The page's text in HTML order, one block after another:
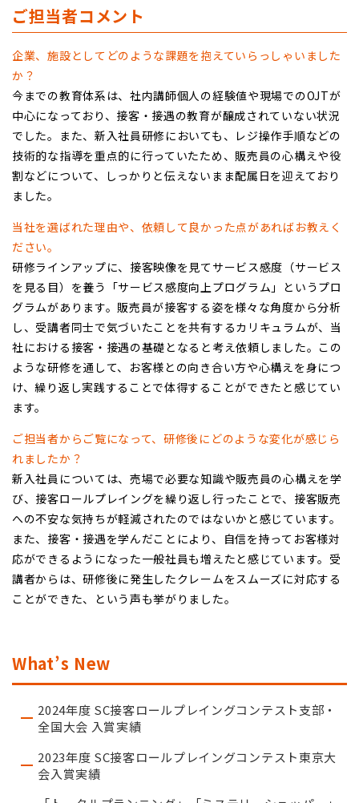
ご担当者コメント
企業、施設としてどのような課題を抱えていらっしゃいました
か？
今までの教育体系は、社内講師個人の経験値や現場でのOJTが
中心になっており、接客・接遇の教育が醸成されていない状況
でした。また、新入社員研修においても、レジ操作手順などの
技術的な指導を重点的に行っていたため、販売員の心構えや役
割などについて、しっかりと伝えないまま配属日を迎えており
ました。
当社を選ばれた理由や、依頼して良かった点があればお教えく
ださい。
研修ラインアップに、接客映像を見てサービス感度（サービス
を見る目）を養う「サービス感度向上プログラム」というプロ
グラムがあります。販売員が接客する姿を様々な角度から分析
し、受講者同士で気づいたことを共有するカリキュラムが、当
社における接客・接遇の基礎となると考え依頼しました。この
ような研修を通して、お客様との向き合い方や心構えを身につ
け、繰り返し実践することで体得することができたと感じてい
ます。
ご担当者からご覧になって、研修後にどのような変化が感じら
れましたか？
新入社員については、売場で必要な知識や販売員の心構えを学
び、接客ロールプレイングを繰り返し行ったことで、接客販売
への不安な気持ちが軽減されたのではないかと感じています。
また、接客・接遇を学んだことにより、自信を持ってお客様対
応ができるようになった一般社員も増えたと感じています。受
講者からは、研修後に発生したクレームをスムーズに対応する
ことができた、という声も挙がりました。
What’s New
2024年度 SC接客ロールプレイングコンテスト支部・
全国大会 入賞実績
2023年度 SC接客ロールプレイングコンテスト東京大
会入賞実績